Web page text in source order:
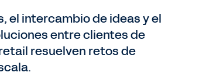
el intercambio de ideas y el
entre clientes de
resuelven retos de